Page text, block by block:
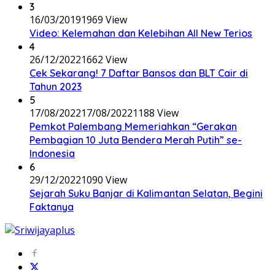
3
16/03/20191969 View
Video: Kelemahan dan Kelebihan All New Terios
4
26/12/20221662 View
Cek Sekarang! 7 Daftar Bansos dan BLT Cair di
Tahun 2023
5
17/08/202217/08/20221188 View
Pemkot Palembang Memeriahkan “Gerakan
Pembagian 10 Juta Bendera Merah Putih” se-
Indonesia
6
29/12/20221090 View
Sejarah Suku Banjar di Kalimantan Selatan, Begini
Faktanya